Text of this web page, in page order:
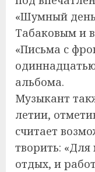
«Шумный
Табаковым и
«Письма с
альбома.
Музыкант
летии,
считает
творить:
отдых, и